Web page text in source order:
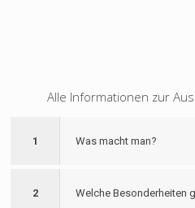
Alle Informationen zur
1 Was macht man?
2 Welche Besonderheiten